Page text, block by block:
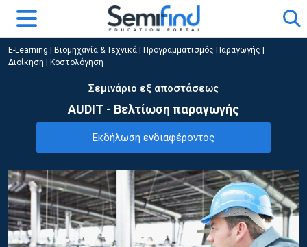
E-Learning Βιομηχανία & Τεχνικά
Προγραμματισμός Παραγωγής |
Διοίκηση | Κοστολόγηση
Σεμινάριο εξ αποστάσεως
AUDIT - Βελτίωση παραγωγής
Εκδήλωση ενδιαφέροντος